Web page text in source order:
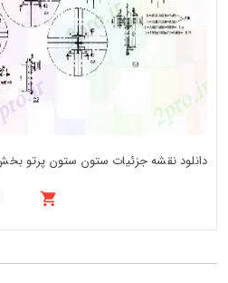
دانلود نقشه جزئیات ستون ستون پرتو بخش